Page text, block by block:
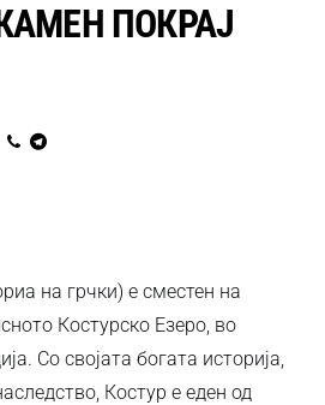
ПОКРАЈ
на грчки) е сместен на
Костурско Езеро, во
Со својата богата историја,
Костур е еден од